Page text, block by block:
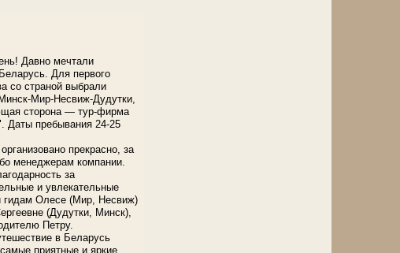
Давно мечтали
Для первого
со страной выбрали
Мир-Несвиж-Дудутки,
сторона — тур-фирма
Даты пребывания 24-25
прекрасно, за
менеджерам компании.
за
и увлекательные
гидам Олесе (Мир, Несвиж)
(Дудутки, Минск),
Петру.
в Беларусь
приятные и яркие